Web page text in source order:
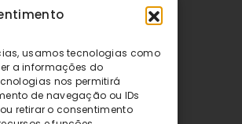
usamos tecnologias como
a informações do
nos permitirá
de navegação ou IDs
retirar o consentimento